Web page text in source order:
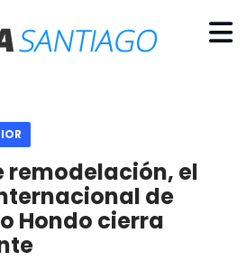
remodelación, el
de
Hondo cierra